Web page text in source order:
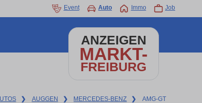
Event Auto Immo Job
ANZEIGEN
MARKT-
FREIBURG
❯ AUGGEN ❯ MERCEDES-BENZ ❯ AMG-GT